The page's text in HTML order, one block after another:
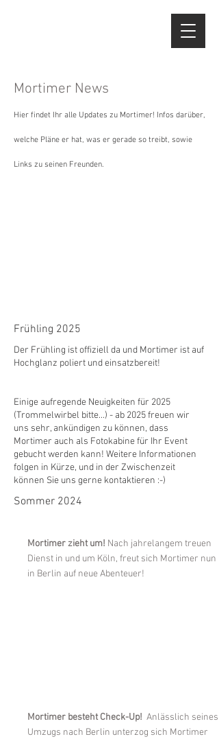
Mortimer News
Hier findet Ihr alle Updates zu Mortimer! Infos darüber,
welche Pläne er hat, was er gerade so treibt, sowie
Links zu seinen Freunden.
Frühling 2025
Der Frühling ist offiziell da und Mortimer ist auf
Hochglanz poliert und einsatzbereit!
Einige aufregende Neuigkeiten für 2025
(Trommelwirbel bitte...) - ab 2025 freuen wir
uns sehr, ankündigen zu können, dass
Mortimer auch als Fotokabine für Ihr Event
gebucht werden kann! Weitere Informationen
folgen in Kürze, und in der Zwischenzeit
können Sie uns gerne kontaktieren :-)
Sommer 2024
Mortimer zieht um! Nach jahrelangem treuen
Dienst in und um Köln, freut sich Mortimer nun
in Berlin auf neue Abenteuer!
Mortimer besteht Check-Up! Anlässlich seines
Umzugs nach Berlin unterzog sich Mortimer